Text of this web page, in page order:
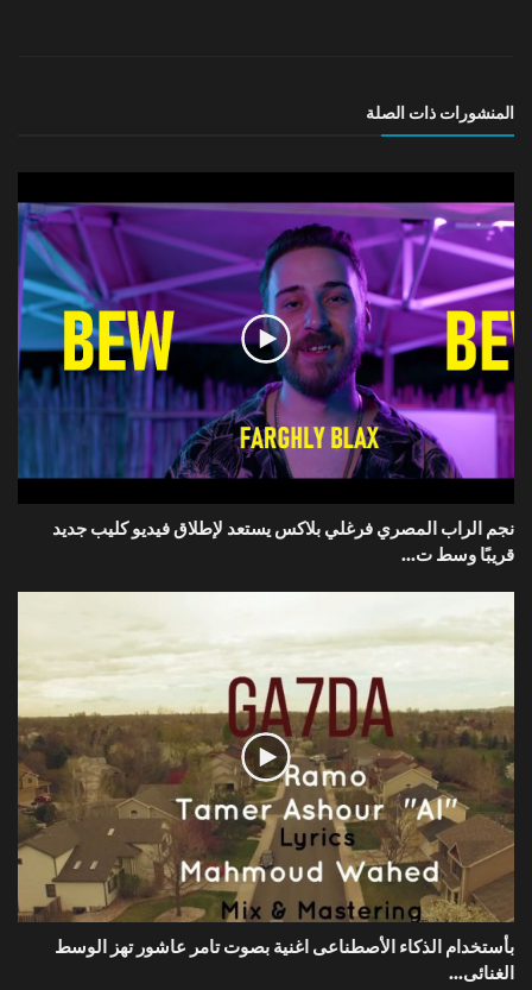
المنشورات ذات الصلة
نجم الراب المصري فرغلي بلاكس يستعد لإطلاق فيديو كليب جديد
قريبًا وسط ت...
بأستخدام الذكاء الأصطناعى اغنية بصوت تامر عاشور تهز الوسط
الغنائى...